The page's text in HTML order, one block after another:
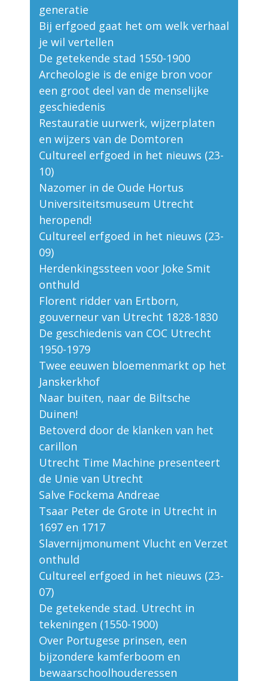
generatie
Bij erfgoed gaat het om welk verhaal
je wil vertellen
De getekende stad 1550-1900
Archeologie is de enige bron voor
een groot deel van de menselijke
geschiedenis
Restauratie uurwerk, wijzerplaten
en wijzers van de Domtoren
Cultureel erfgoed in het nieuws (23-
10)
Nazomer in de Oude Hortus
Universiteitsmuseum Utrecht
heropend!
Cultureel erfgoed in het nieuws (23-
09)
Herdenkingssteen voor Joke Smit
onthuld
Florent ridder van Ertborn,
gouverneur van Utrecht 1828-1830
De geschiedenis van COC Utrecht
1950-1979
Twee eeuwen bloemenmarkt op het
Janskerkhof
Naar buiten, naar de Biltsche
Duinen!
Betoverd door de klanken van het
carillon
Utrecht Time Machine presenteert
de Unie van Utrecht
Salve Fockema Andreae
Tsaar Peter de Grote in Utrecht in
1697 en 1717
Slavernijmonument Vlucht en Verzet
onthuld
Cultureel erfgoed in het nieuws (23-
07)
De getekende stad. Utrecht in
tekeningen (1550-1900)
Over Portugese prinsen, een
bijzondere kamferboom en
bewaarschoolhouderessen